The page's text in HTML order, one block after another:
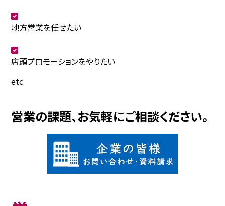
地方営業を任せたい
店頭プロモーションをやりたい
etc
営業の課題、お気軽にご相談ください。